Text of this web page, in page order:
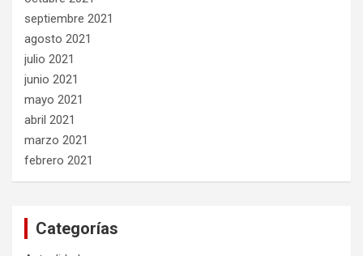
septiembre 2021
agosto 2021
julio 2021
junio 2021
mayo 2021
abril 2021
marzo 2021
febrero 2021
Categorías